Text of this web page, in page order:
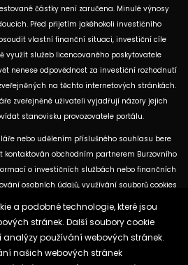
částky není zaručena. Minulé výnosy
Před přijetím jakéhokoli investičního
vlastní finanční situaci, investiční cíle
využít služeb licencovaného poskytovatele
nenese odpovědnost za investiční rozhodnutí
na těchto internetových stránkách.
zveřejněné uživateli vyjadřují názory jejich
stanovisku provozovatele portálu.
nebo udělením příslušného souhlasu bere
kontaktován obchodním partnerem Burzovního
o investičních službách nebo finančních
osobních údajů, využívání souborů cookies
stránkách. U jednotlivých článků mohou
zdrojích, datu původní analýzy nebo datu,
vztahují uvedené tržní údaje.
a podobné technologie, které jsou
stránek. Další soubory cookie
používání webových stránek.
našich webových stránek